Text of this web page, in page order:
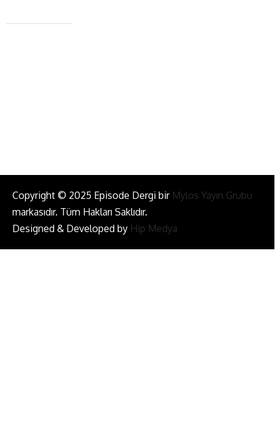
+90 543 345 46 00
Copyright © 2025 Episode Dergi bir Mylos Yayın Grubu
markasıdır. Tüm Hakları Saklıdır.
Designed & Developed by Hip Medya